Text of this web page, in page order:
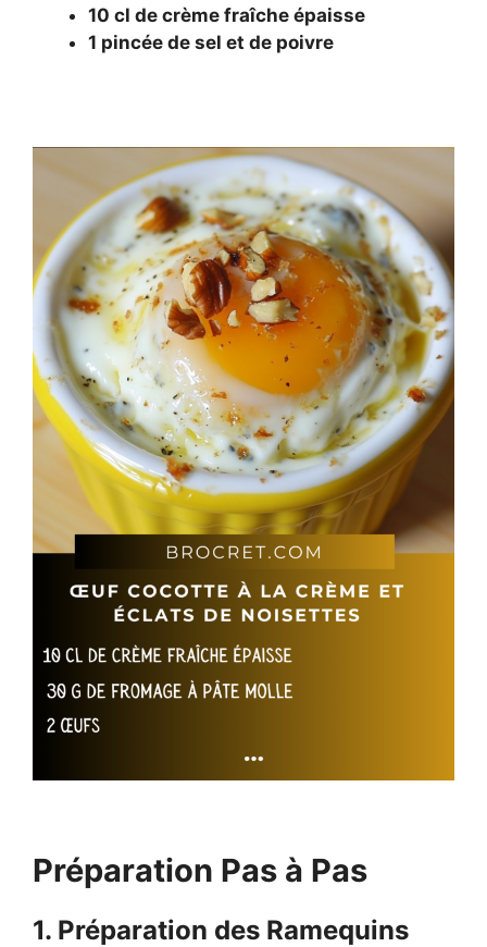
10 cl de crème fraîche épaisse
1 pincée de sel et de poivre
Préparation Pas à Pas
1. Préparation des Ramequins